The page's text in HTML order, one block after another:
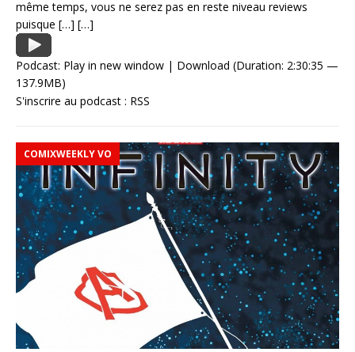
même temps, vous ne serez pas en reste niveau reviews
puisque […] […]
Podcast: Play in new window | Download (Duration: 2:30:35 —
137.9MB)
S'inscrire au podcast : RSS
COMIXWEEKLY VO